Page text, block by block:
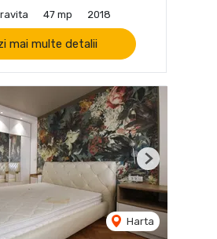
47 mp 2018
mai multe detalii
Harta
Next